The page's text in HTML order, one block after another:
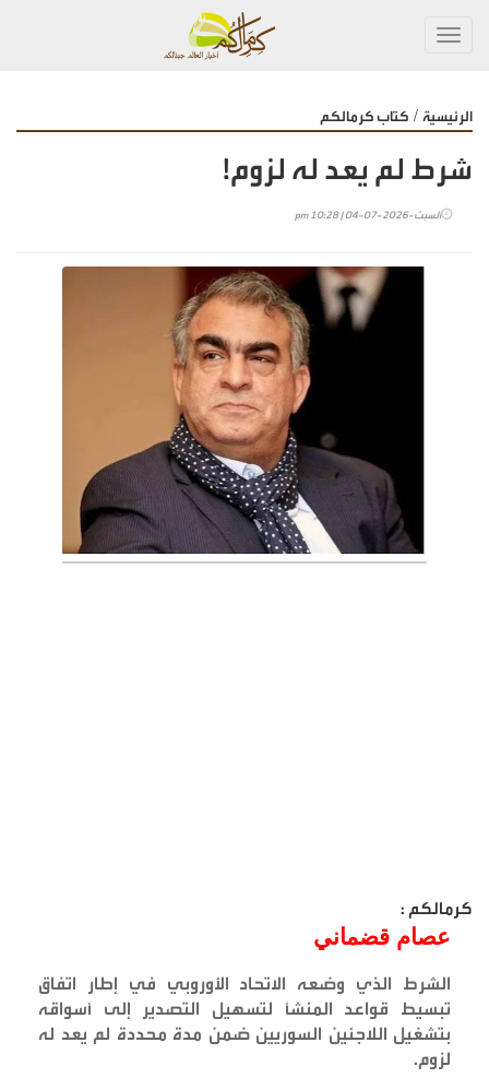
الرئيسية / كتاب كرمالكم
شرط لم يعد له لزوم!
السبت-2026-07-04 | 10:28 pm
كرمالكم :
عصام قضماني
الشرط الذي وضعه الاتحاد الأوروبي في إطار اتفاق
تبسيط قواعد المنشأ لتسهيل التصدير إلى أسواقه
بتشغيل اللاجئين السوريين ضمن مدة محددة لم يعد له
لزوم.